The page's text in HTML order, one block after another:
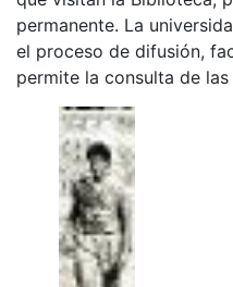
permanente. La
el proceso de difusión,
permite la consulta de las